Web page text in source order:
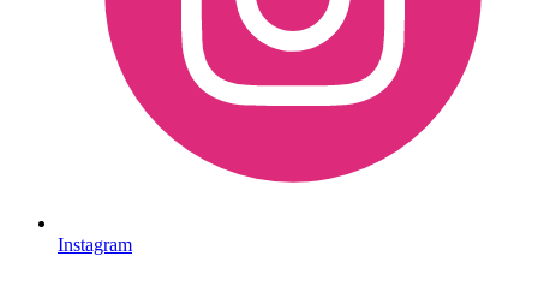
Instagram